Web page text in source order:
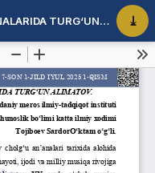
O‘ZBEK MILLIY CHOLG‘U AN’ANALARIDA TURG‘UN ALIMATOV